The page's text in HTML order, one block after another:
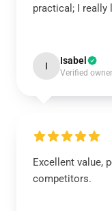
practical; I really
I Isabel
Verified owner
Excellent value,
competitors.